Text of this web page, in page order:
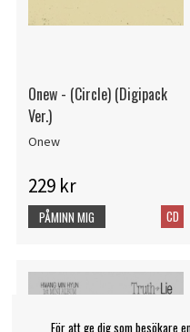
Onew - (Circle) (Digipack
Ver.)
Onew
229 kr
CD
PÅMINN MIG
För att ge dig som besökare